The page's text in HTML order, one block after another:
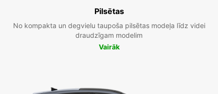
Pilsētas
No kompakta un degvielu taupoša pilsētas modeļa līdz videi
draudzīgam modelim
Vairāk